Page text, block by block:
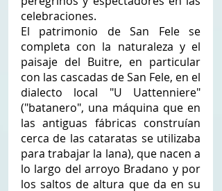
celebraciones.
El patrimonio de San Fele se
completa con la naturaleza y el
paisaje del Buitre, en particular
con las cascadas de San Fele, en el
dialecto local "U Uattenniere"
("batanero", una máquina que en
las antiguas fábricas construían
cerca de las cataratas se utilizaba
para trabajar la lana), que nacen a
lo largo del arroyo Bradano y por
los saltos de altura que da en su